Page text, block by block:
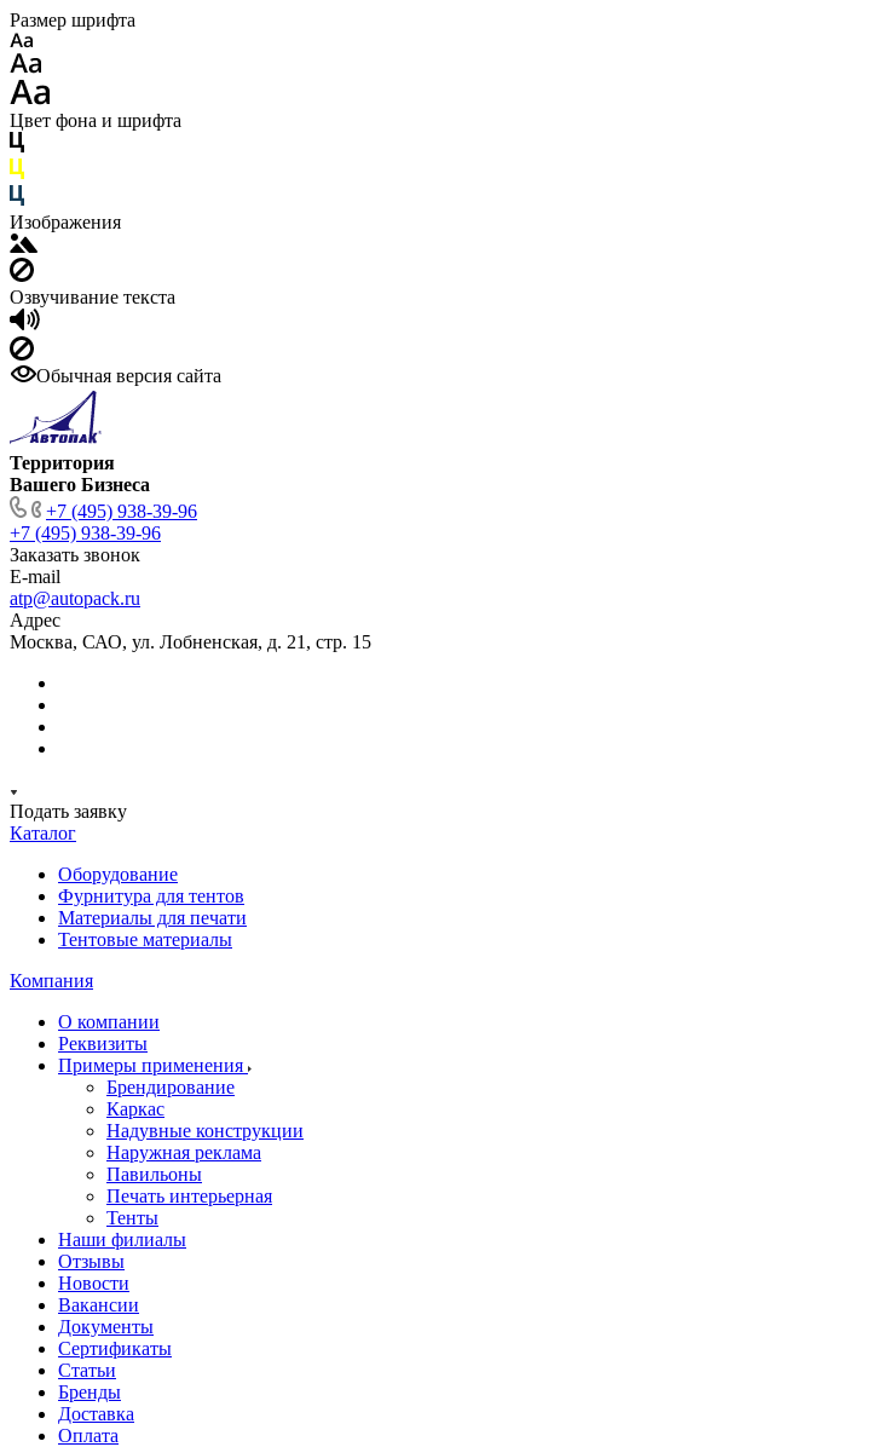
Размер шрифта
Цвет фона и шрифта
Изображения
Озвучивание текста
Обычная версия сайта
Территория
Вашего Бизнеса
+7 (495) 938-39-96
+7 (495) 938-39-96
Заказать звонок
E-mail
atp@autopack.ru
Адрес
Москва, САО, ул. Лобненская, д. 21, стр. 15
Подать заявку
Каталог
Оборудование
Фурнитура для тентов
Материалы для печати
Тентовые материалы
Компания
О компании
Реквизиты
Примеры применения
Брендирование
Каркас
Надувные конструкции
Наружная реклама
Павильоны
Печать интерьерная
Тенты
Наши филиалы
Отзывы
Новости
Вакансии
Документы
Cертификаты
Статьи
Бренды
Доставка
Оплата